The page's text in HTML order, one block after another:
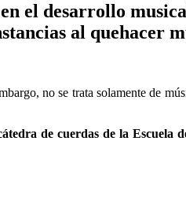
el desarrollo
al quehacer
no se trata solamente de
de cuerdas de la Escuela